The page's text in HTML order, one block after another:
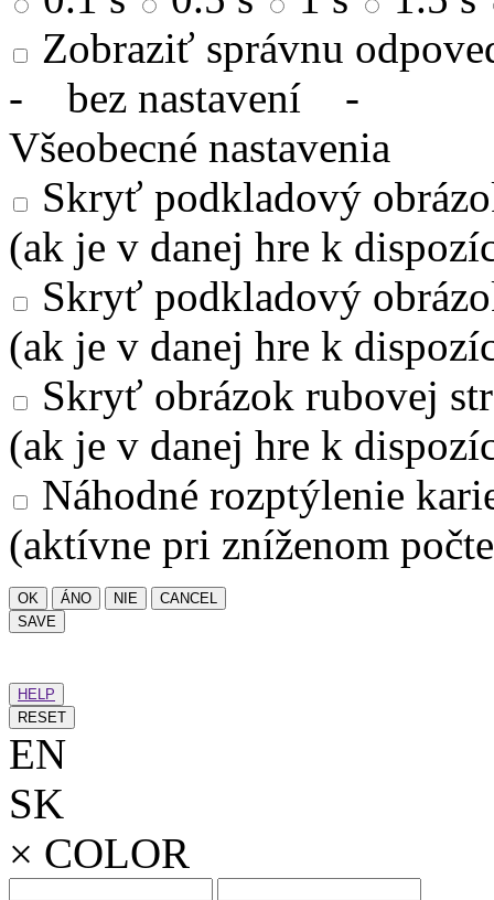
Zobraziť správnu
- bez nastavení -
Všeobecné nastavenia
Skryť podkladový
(ak je v danej hre k
Skryť podkladový
(ak je v danej hre k
Skryť obrázok rubovej
(ak je v danej hre k
Náhodné rozptýlenie
(aktívne pri zníženom
OK ÁNO NIE
CANCEL
SAVE
HELP
RESET
EN
SK
× COLOR